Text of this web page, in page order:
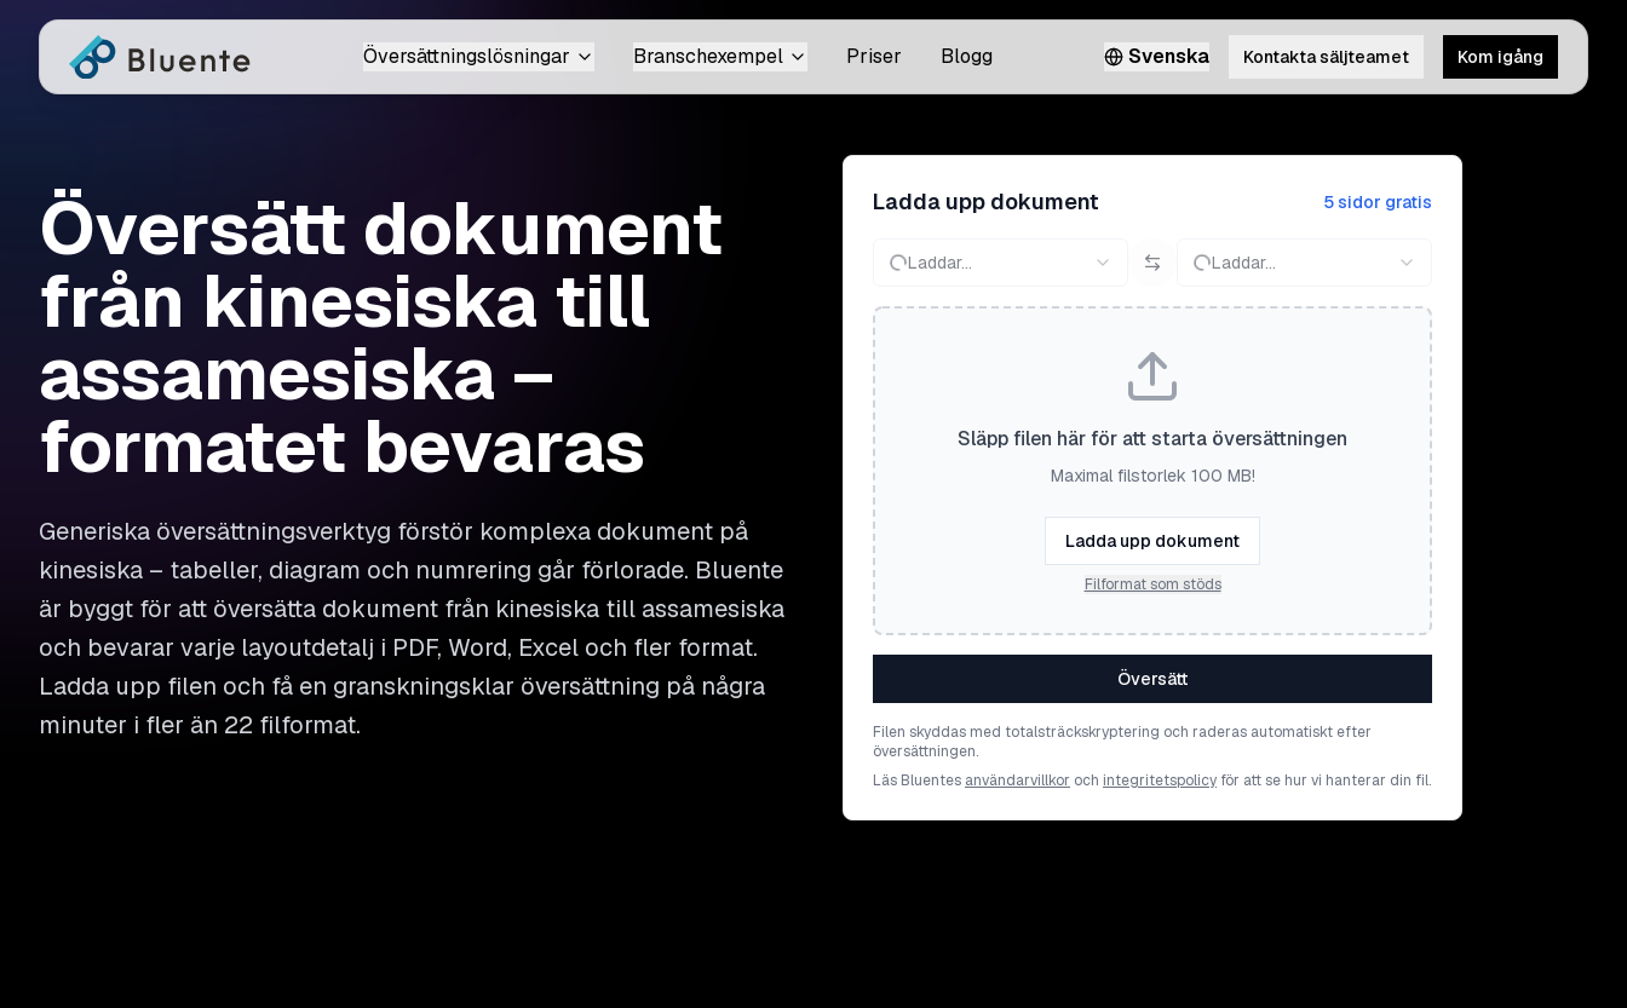
Översättningslösningar Branschexempel Priser Blogg Svenska Kontakta säljteamet Kom igång
Översätt dokument
från kinesiska till
assamesiska –
formatet bevaras
Generiska översättningsverktyg förstör komplexa dokument på
kinesiska – tabeller, diagram och numrering går förlorade. Bluente
är byggt för att översätta dokument från kinesiska till assamesiska
och bevarar varje layoutdetalj i PDF, Word, Excel och fler format.
Ladda upp filen och få en granskningsklar översättning på några
minuter i fler än 22 filformat.
Ladda upp dokument 5 sidor gratis
Laddar... Laddar...
Släpp filen här för att starta översättningen
Maximal filstorlek 100 MB!
Ladda upp dokument
Filformat som stöds
Översätt
Filen skyddas med totalsträckskryptering och raderas automatiskt efter
översättningen.
Läs Bluentes användarvillkor och integritetspolicy för att se hur vi hanterar din fil.